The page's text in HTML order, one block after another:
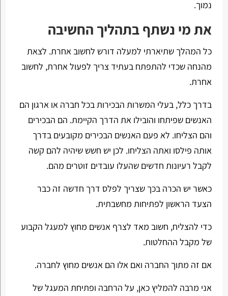
נמוך.
את מי נשתף בתהליך החשיבה
כל המהלך שתיארתי למעלה דורש לחשוב אחרת. לצאת
מהנחה שכדי להתפתח בעתיד צריך לפעול אחרת, לחשוב
אחרת.
בדרך כלל, בעלי המשרות הבכירות בכל חברה או ארגון הם
האנשים שפיתחו והובילו את הדרך הקיימת. הם הבכירים
והם הצליחו. לא פעם האנשים הבכירים מקובעים בדרך
אותה פילסו ואתה הצליחו. לכן יש חשש שיהיה להם קשה
לקבל רעיונות חדשים שהעלו עובדים זוטרים מהם.
כאשר יש הכרה בכך שצריך לפלס דרך חדשה זה כבר
הצעד הראשון לפתיחות מחשבתית.
כדי להצליח, חשוב מאד לצרף אנשים מחוץ למעגל הקבוע
של מקבל ההחלטות.
אם זה מתוך החברה ואם אלו הם אנשים מחוץ לחברה.
אני מרבה להמליץ כאן, על הרחבה ופתיחת המעגל של